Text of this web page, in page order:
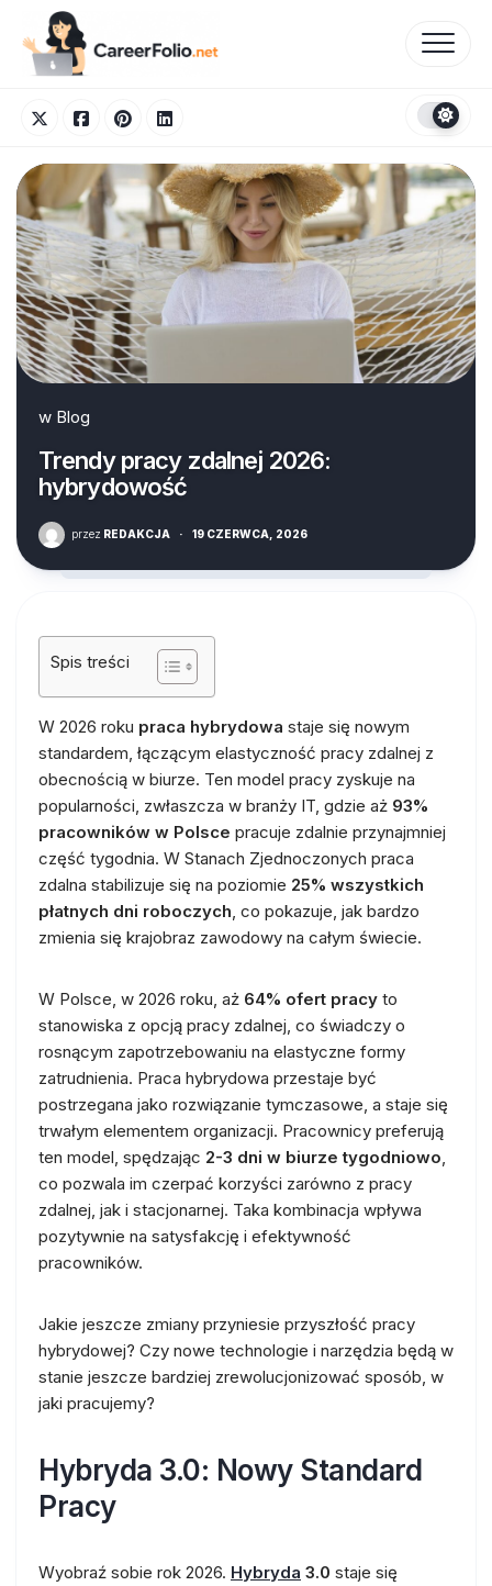
content
w Blog
Trendy pracy zdalnej 2026:
hybrydowość
przez REDAKCJA · 19 CZERWCA, 2026
Spis treści
W 2026 roku praca hybrydowa staje się nowym
standardem, łączącym elastyczność pracy zdalnej z
obecnością w biurze. Ten model pracy zyskuje na
popularności, zwłaszcza w branży IT, gdzie aż 93%
pracowników w Polsce pracuje zdalnie przynajmniej
część tygodnia. W Stanach Zjednoczonych praca
zdalna stabilizuje się na poziomie 25% wszystkich
płatnych dni roboczych, co pokazuje, jak bardzo
zmienia się krajobraz zawodowy na całym świecie.
W Polsce, w 2026 roku, aż 64% ofert pracy to
stanowiska z opcją pracy zdalnej, co świadczy o
rosnącym zapotrzebowaniu na elastyczne formy
zatrudnienia. Praca hybrydowa przestaje być
postrzegana jako rozwiązanie tymczasowe, a staje się
trwałym elementem organizacji. Pracownicy preferują
ten model, spędzając 2-3 dni w biurze tygodniowo,
co pozwala im czerpać korzyści zarówno z pracy
zdalnej, jak i stacjonarnej. Taka kombinacja wpływa
pozytywnie na satysfakcję i efektywność
pracowników.
Jakie jeszcze zmiany przyniesie przyszłość pracy
hybrydowej? Czy nowe technologie i narzędzia będą w
stanie jeszcze bardziej zrewolucjonizować sposób, w
jaki pracujemy?
Hybryda 3.0: Nowy Standard
Pracy
Wyobraź sobie rok 2026. Hybryda 3.0 staje się